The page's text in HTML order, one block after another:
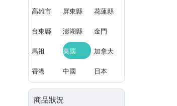
高雄市 屏東縣 花蓮縣
台東縣 澎湖縣 金門
馬祖 美國 加拿大
香港 中國 日本
商品狀況